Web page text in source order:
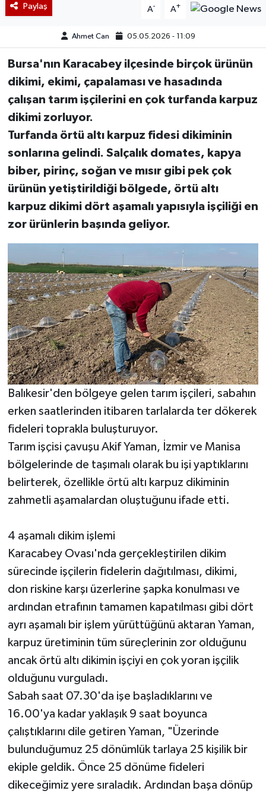
Paylaş A- A+
Ahmet Can 05.05.2026 - 11:09
Bursa'nın Karacabey ilçesinde birçok ürünün
dikimi, ekimi, çapalaması ve hasadında
çalışan tarım işçilerini en çok turfanda karpuz
dikimi zorluyor.
Turfanda örtü altı karpuz fidesi dikiminin
sonlarına gelindi. Salçalık domates, kapya
biber, pirinç, soğan ve mısır gibi pek çok
ürünün yetiştirildiği bölgede, örtü altı
karpuz dikimi dört aşamalı yapısıyla işçiliği en
zor ürünlerin başında geliyor.
Balıkesir'den bölgeye gelen tarım işçileri, sabahın
erken saatlerinden itibaren tarlalarda ter dökerek
fideleri toprakla buluşturuyor.
Tarım işçisi çavuşu Akif Yaman, İzmir ve Manisa
bölgelerinde de taşımalı olarak bu işi yaptıklarını
belirterek, özellikle örtü altı karpuz dikiminin
zahmetli aşamalardan oluştuğunu ifade etti.
4 aşamalı dikim işlemi
Karacabey Ovası'nda gerçekleştirilen dikim
sürecinde işçilerin fidelerin dağıtılması, dikimi,
don riskine karşı üzerlerine şapka konulması ve
ardından etrafının tamamen kapatılması gibi dört
ayrı aşamalı bir işlem yürüttüğünü aktaran Yaman,
karpuz üretiminin tüm süreçlerinin zor olduğunu
ancak örtü altı dikimin işçiyi en çok yoran işçilik
olduğunu vurguladı.
Sabah saat 07.30'da işe başladıklarını ve
16.00'ya kadar yaklaşık 9 saat boyunca
çalıştıklarını dile getiren Yaman, "Üzerinde
bulunduğumuz 25 dönümlük tarlaya 25 kişilik bir
ekiple geldik. Önce 25 dönüme fideleri
dikeceğimiz yere sıraladık. Ardından başa dönüp